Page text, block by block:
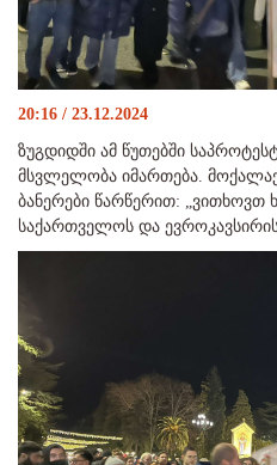
20:16 / 23.12.2024
ზუგდიდში ამ წუთებში
მსვლელობა იმართება.
ბანერები წარწერით: „ვითხოვთ
საქართველოს და